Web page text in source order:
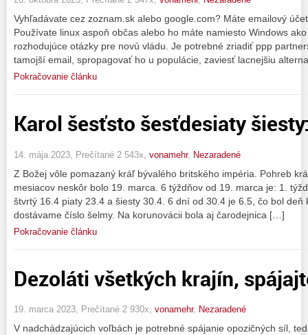
Vyhľadávate cez zoznam.sk alebo google.com? Máte emailový
Používate linux aspoň občas alebo ho máte namiesto Windows
rozhodujúce otázky pre novú vládu. Je potrebné zriadiť ppp
tamojší email, spropagovať ho u populácie, zaviesť lacnejšiu
Pokračovanie článku
Karol šesťsto šesťdesiaty
14. mája 2023, Prečítané 2 543x, vonamehr, Nezaradené
Z Božej vôle pomazaný kráľ bývalého britského impéria. Pohreb
mesiacov neskôr bolo 19. marca. 6 týždňov od 19. marca je: 1.
štvrtý 16.4 piaty 23.4 a šiesty 30.4. 6 dní od 30.4 je 6.5, čo bol deň
dostávame číslo šelmy. Na korunovácii bola aj čarodejnica […]
Pokračovanie článku
Dezoláti všetkých krajín,
19. marca 2023, Prečítané 2 930x, vonamehr, Nezaradené
V nadchádzajúcich voľbách je potrebné spájanie opozičných síl,